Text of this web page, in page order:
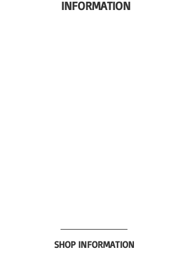
INFORMATION
SHOP INFORMATION